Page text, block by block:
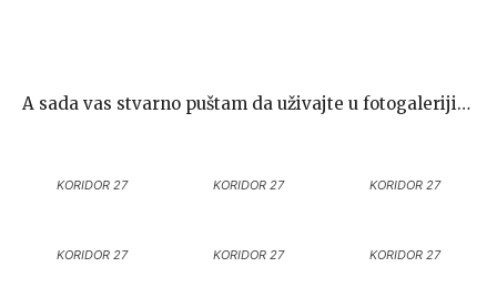
A sada vas stvarno puštam da uživajte u fotogaleriji…
KORIDOR 27 KORIDOR 27 KORIDOR 27
KORIDOR 27 KORIDOR 27 KORIDOR 27